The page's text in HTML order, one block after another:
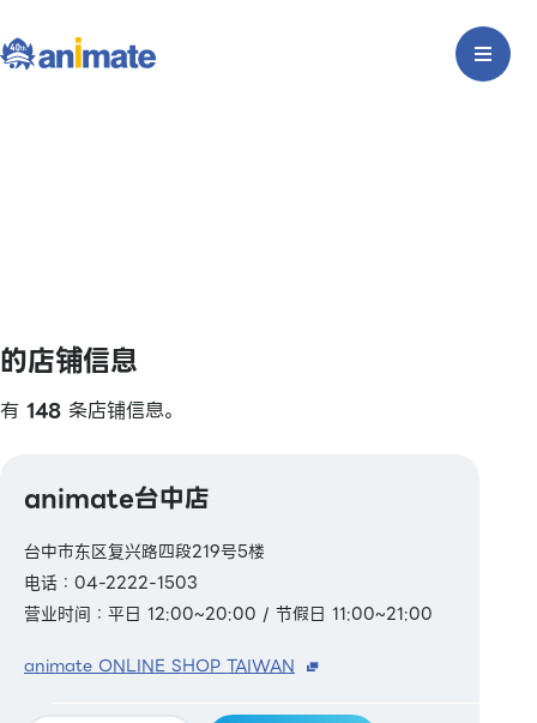
的店铺信息
有 148 条店铺信息。
animate台中店
台中市东区复兴路四段219号5楼
电话：04-2222-1503
营业时间：平日 12:00~20:00 / 节假日 11:00~21:00
animate ONLINE SHOP TAIWAN